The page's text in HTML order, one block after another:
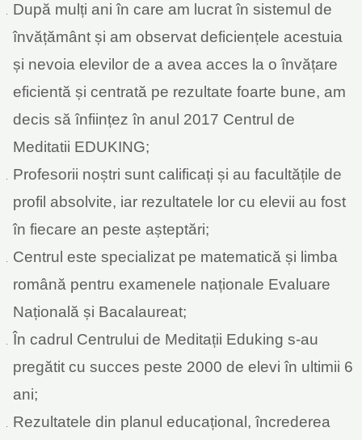
După mulți ani în care am lucrat în sistemul de
învățământ și am observat deficiențele acestuia
și nevoia elevilor de a avea acces la o învățare
eficientă și centrată pe rezultate foarte bune, am
decis să înființez în anul 2017 Centrul de
Meditatii EDUKING;
Profesorii noștri sunt calificați și au facultățile de
profil absolvite, iar rezultatele lor cu elevii au fost
în fiecare an peste așteptări;
Centrul este specializat pe matematică și limba
română pentru examenele naționale Evaluare
Națională și Bacalaureat;
În cadrul Centrului de Meditații Eduking s-au
pregătit cu succes peste 2000 de elevi în ultimii 6
ani;
Rezultatele din planul educațional, încrederea